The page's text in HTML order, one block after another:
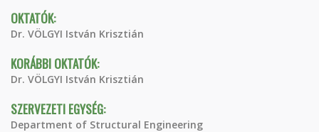
OKTATÓK:
Dr. VÖLGYI István Krisztián
KORÁBBI OKTATÓK:
Dr. VÖLGYI István Krisztián
SZERVEZETI EGYSÉG:
Department of Structural Engineering